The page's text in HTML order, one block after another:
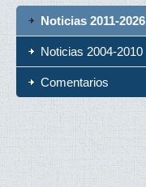
Noticias 2011-2026
Noticias 2004-2010
Comentarios